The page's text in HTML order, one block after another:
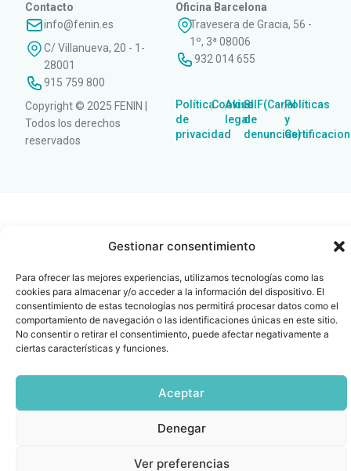
Gestionar consentimiento
Para ofrecer las mejores experiencias, utilizamos tecnologías como las
cookies para almacenar y/o acceder a la información del dispositivo. El
consentimiento de estas tecnologías nos permitirá procesar datos como el
comportamiento de navegación o las identificaciones únicas en este sitio.
No consentir o retirar el consentimiento, puede afectar negativamente a
ciertas características y funciones.
Aceptar
Denegar
Ver preferencias
Contacto
info@fenin.es
C/ Villanueva, 20 - 1-
28001
915 759 800
Oficina Barcelona
Travesera de Gracia, 56 -
1º, 3ª 08006
932 014 655
Copyright © 2025 FENIN |
Todos los derechos
reservados
Política
de
privacidad
|Cookies
|Aviso
legal
|SIIF(Canal
de
denuncias)
|Políticas
y